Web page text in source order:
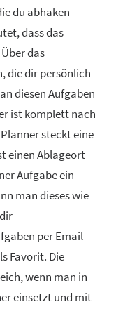
du abhaken
dass das
das
die dir persönlich
diesen Aufgaben
ist komplett nach
steckt eine
einen Ablageort
Aufgabe ein
man dieses wie
per Email
Favorit. Die
wenn man in
einsetzt und mit